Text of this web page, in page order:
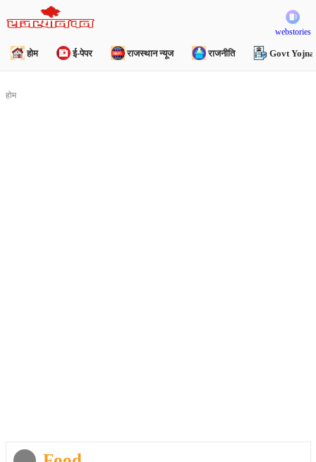
webstories
होम ई-पेपर राजस्थान न्यूज राजनीति Govt Yojna
होम